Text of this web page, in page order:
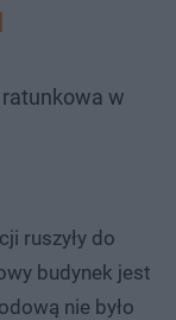
w
ruszyły do
budynek jest
nie było